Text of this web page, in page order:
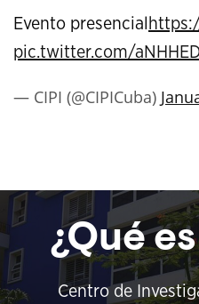
Evento presencial
pic.twitter.com/
— CIPI (@CIPICuba)
¿Qué
Centro de